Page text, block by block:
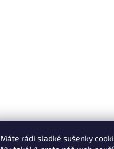
Máte rádi sladké sušenky